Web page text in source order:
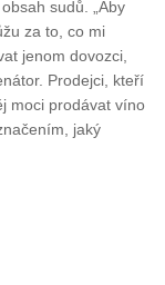
sudů. „Aby
za to, co mi
jenom dovozci,
Prodejci, kteří
moci prodávat víno
jaký